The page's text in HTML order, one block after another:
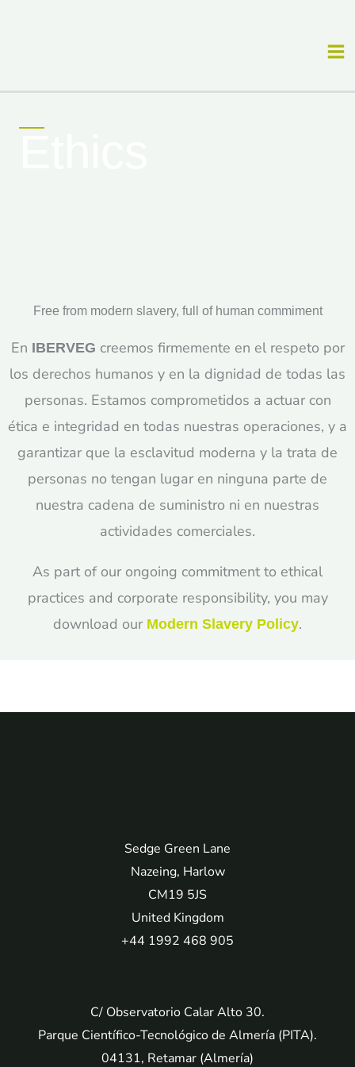
Free from modern slavery, full of human commiment
En IBERVEG creemos firmemente en el respeto por
los derechos humanos y en la dignidad de todas las
personas. Estamos comprometidos a actuar con
ética e integridad en todas nuestras operaciones, y a
garantizar que la esclavitud moderna y la trata de
personas no tengan lugar en ninguna parte de
nuestra cadena de suministro ni en nuestras
actividades comerciales.
As part of our ongoing commitment to ethical
practices and corporate responsibility, you may
download our Modern Slavery Policy.
Sedge Green Lane
Nazeing, Harlow
CM19 5JS
United Kingdom
+44 1992 468 905
C/ Observatorio Calar Alto 30.
Parque Científico-Tecnológico de Almería (PITA).
04131, Retamar (Almería)